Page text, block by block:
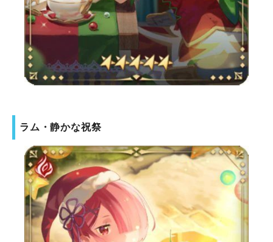
ラム・静かな祝祭